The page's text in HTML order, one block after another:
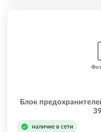
Блок
наличие в сети